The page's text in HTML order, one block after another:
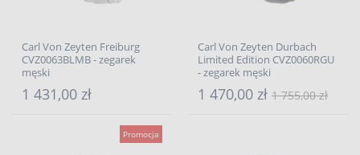
Carl Von Zeyten Freiburg
CVZ0063BLMB - zegarek
męski
1 431,00 zł
Carl Von Zeyten Durbach
Limited Edition CVZ0060RGU
- zegarek męski
1 470,00 zł 1 755,00 zł
Promocja